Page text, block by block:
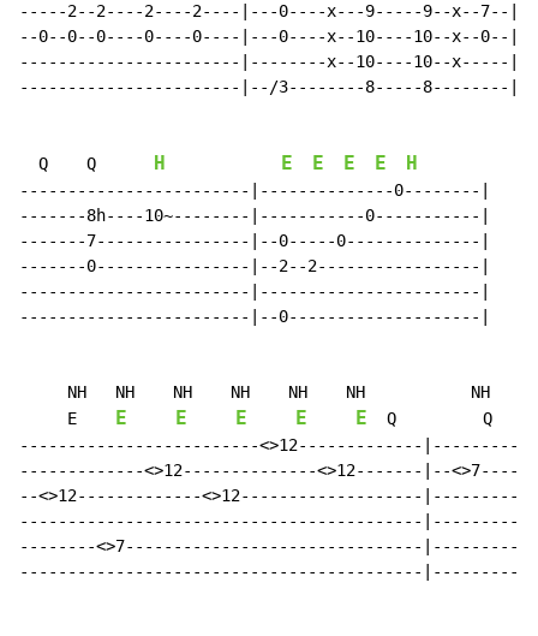
-----2--2----2----2----|---0----x---9-----9--x--7--
--0--0--0----0----0----|---0----x--10----10--x--0--
-----------------------|--------x--10----10--x-----
-----------------------|--/3--------8-----8--------
  Q    Q
H E E E E H
------------------------|--------------0--------|
-------8h----10~--------|-----------0-----------|
-------7----------------|--0-----0--------------|
-------0----------------|--2--2-----------------|
------------------------|-----------------------|
------------------------|--0--------------------|
NH   NH    NH    NH    NH    NH           NH
     E
E E E E E
Q         Q
-------------------------<>12-------------
-------------<>12--------------<>12-------|--
--<>12-------------<>12-------------------
------------------------------------------|---------
--------<>7-------------------------------
------------------------------------------